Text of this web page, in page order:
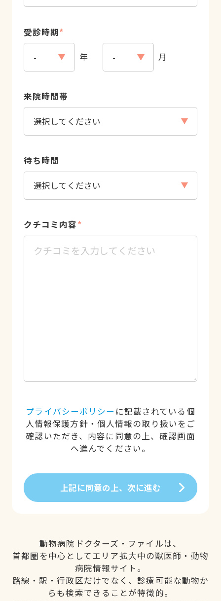
受診時期*
年 月
来院時間帯
待ち時間
クチコミ内容*
プライバシーポリシー に記載されている個
人情報保護方針・個人情報の取り扱いをご
確認いただき、内容に同意の上、確認画面
へ進んでください。
上記に同意の上、次に進む
動物病院ドクターズ・ファイルは、
首都圏を中心としてエリア拡大中の獣医師・動物
病院情報サイト。
路線・駅・行政区だけでなく、診療可能な動物か
らも検索できることが特徴的。